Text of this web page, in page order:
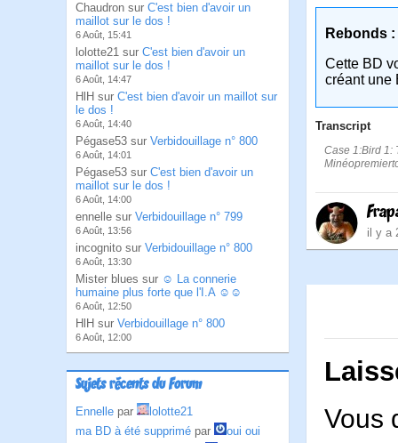
Chaudron sur C'est bien d'avoir un
maillot sur le dos !
6 Août, 15:41
lolotte21 sur C'est bien d'avoir un
maillot sur le dos !
6 Août, 14:47
HlH sur C'est bien d'avoir un maillot sur
le dos !
6 Août, 14:40
Pégase53 sur Verbidouillage n° 800
6 Août, 14:01
Pégase53 sur C'est bien d'avoir un
maillot sur le dos !
6 Août, 14:00
ennelle sur Verbidouillage n° 799
6 Août, 13:56
incognito sur Verbidouillage n° 800
6 Août, 13:30
Mister blues sur ☺ La connerie
humaine plus forte que l'I.A ☺☺
6 Août, 12:50
HlH sur Verbidouillage n° 800
6 Août, 12:00
Sujets récents du Forum
Ennelle par
lolotte21
ma BD à été supprimé par
oui oui
Rebonds :
Cette BD
créant une
Transcript
Case 1:Bird 1:
il y a
Vous